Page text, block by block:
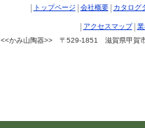
トップページ 会社概要 カタログ
アクセスマップ
<<かみ山陶器>> 〒529-1851 滋賀県甲賀